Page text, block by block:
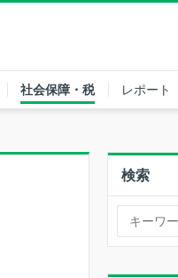
社会保障・税 レポート
検索